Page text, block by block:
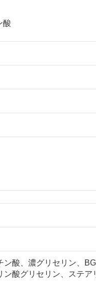
酸
酸、濃グリセリン、
酸グリセリン、ステ